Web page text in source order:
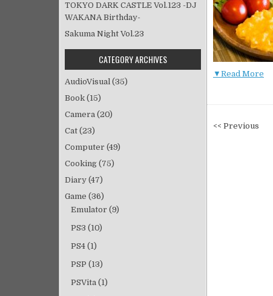
▼Read More
投
<< Previous
TOKYO DARK CASTLE Vol.123 -DJ
WAKANA Birthday-
Sakuma Night Vol.23
CATEGORY ARCHIVES
AudioVisual (35)
Book (15)
Camera (20)
Cat (23)
Computer (49)
Cooking (75)
Diary (47)
Game (36)
Emulator (9)
PS3 (10)
PS4 (1)
PSP (13)
PSVita (1)